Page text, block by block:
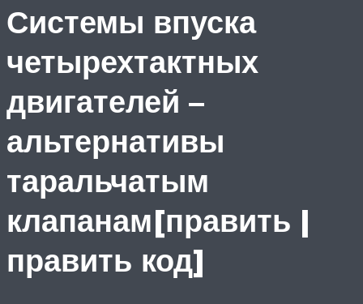
Системы впуска
четырехтактных
двигателей –
альтернативы
таральчатым
клапанам[править |
править код]